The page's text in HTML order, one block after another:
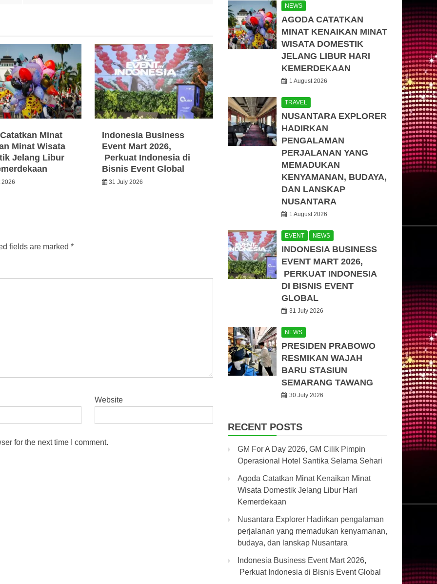
Minat
Minat Wisata
Jelang Libur
2026
Indonesia Business
Event Mart 2026,
Perkuat Indonesia di
Bisnis Event Global
31 July 2026
fields are marked *
Website
for the next time I comment.
NEWS
AGODA CATATKAN
MINAT KENAIKAN MINAT
WISATA DOMESTIK
JELANG LIBUR HARI
KEMERDEKAAN
1 August 2026
TRAVEL
NUSANTARA EXPLORER
HADIRKAN
PENGALAMAN
PERJALANAN YANG
MEMADUKAN
KENYAMANAN, BUDAYA,
DAN LANSKAP
NUSANTARA
1 August 2026
EVENT NEWS
INDONESIA BUSINESS
EVENT MART 2026,
PERKUAT INDONESIA
DI BISNIS EVENT
GLOBAL
31 July 2026
NEWS
PRESIDEN PRABOWO
RESMIKAN WAJAH
BARU STASIUN
SEMARANG TAWANG
30 July 2026
RECENT POSTS
GM For A Day 2026, GM Cilik Pimpin
Operasional Hotel Santika Selama Sehari
Agoda Catatkan Minat Kenaikan Minat
Wisata Domestik Jelang Libur Hari
Kemerdekaan
Nusantara Explorer Hadirkan pengalaman
perjalanan yang memadukan kenyamanan,
budaya, dan lanskap Nusantara
Indonesia Business Event Mart 2026,
Perkuat Indonesia di Bisnis Event Global